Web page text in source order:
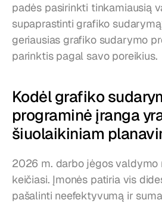
padės pasirinkti tinkamiausią
supaprastinti grafiko
geriausias grafiko sudarymo
parinktis pagal savo poreikius.
Kodėl grafiko
programinė įranga
šiuolaikiniam
2026 m. darbo jėgos valdymo
keičiasi. Įmonės patiria vis
pašalinti neefektyvumą ir